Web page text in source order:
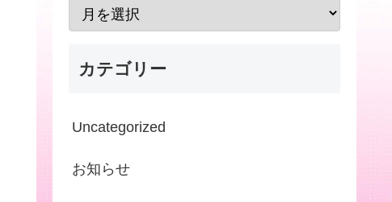
カテゴリー
Uncategorized
お知らせ